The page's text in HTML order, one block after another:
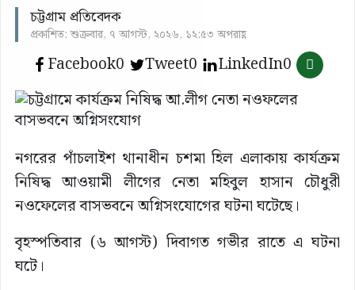
চট্টগ্রাম প্রতিবেদক
প্রকাশিত: শুক্রবার, ৭ আগস্ট, ২০২৬, ১২:৫৩ অপরাহ্ণ
Facebook0 Tweet0 LinkedIn0
নগরের পাঁচলাইশ থানাধীন চশমা হিল এলাকায় কার্যক্রম
নিষিদ্ধ আওয়ামী লীগের নেতা মহিবুল হাসান চৌধুরী
নওফেলের বাসভবনে অগ্নিসংযোগের ঘটনা ঘটেছে।
বৃহস্পতিবার (৬ আগস্ট) দিবাগত গভীর রাতে এ ঘটনা
ঘটে।